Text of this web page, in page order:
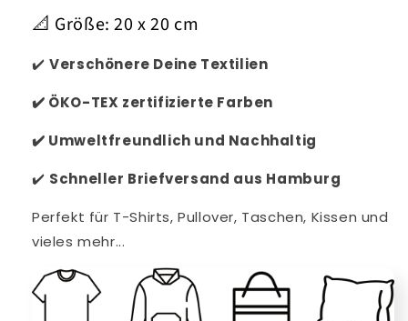
📐 Größe: 20 x 20 cm
✔️ Verschönere Deine Textilien
✔️ ÖKO-TEX zertifizierte Farben
✔️ Umweltfreundlich und Nachhaltig
✔️ Schneller Briefversand aus Hamburg
Perfekt für T-Shirts, Pullover, Taschen, Kissen und
vieles mehr...